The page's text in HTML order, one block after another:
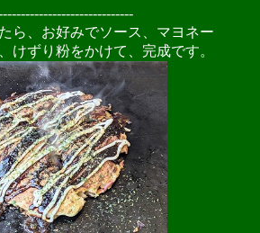
ら、お好みでソース、マヨネー
けずり粉をかけて、完成です。